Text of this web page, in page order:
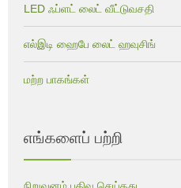
LED ஃப்ளட் லைட் வீட்டுவசதி
எல்இடி ஹைபே லைட் ஹவுசிங்
மற்ற பாகங்கள்
எங்களைப் பற்றி